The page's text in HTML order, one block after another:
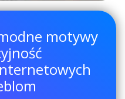
motywy